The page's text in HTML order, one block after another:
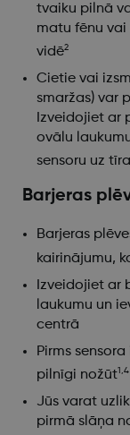
tvaiku pilnā
matu fēnu
vidē2
Cietie vai
smaržas) var
Izveidojiet ar
ovālu
sensoru uz
Barjeras
Barjeras
kairinājumu,
Izveidojiet ar
laukumu un
centrā
Pirms
pilnīgi nožūt1,4
Jūs varat
pirmā slāņa